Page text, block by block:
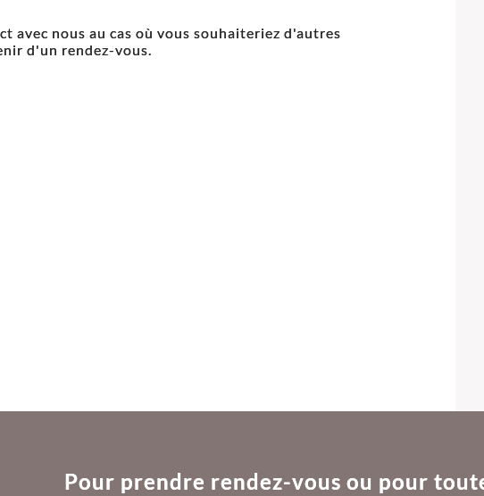
avec nous au cas où vous souhaiteriez d'autres
d'un rendez-vous.
Pour prendre rendez-vous ou pour